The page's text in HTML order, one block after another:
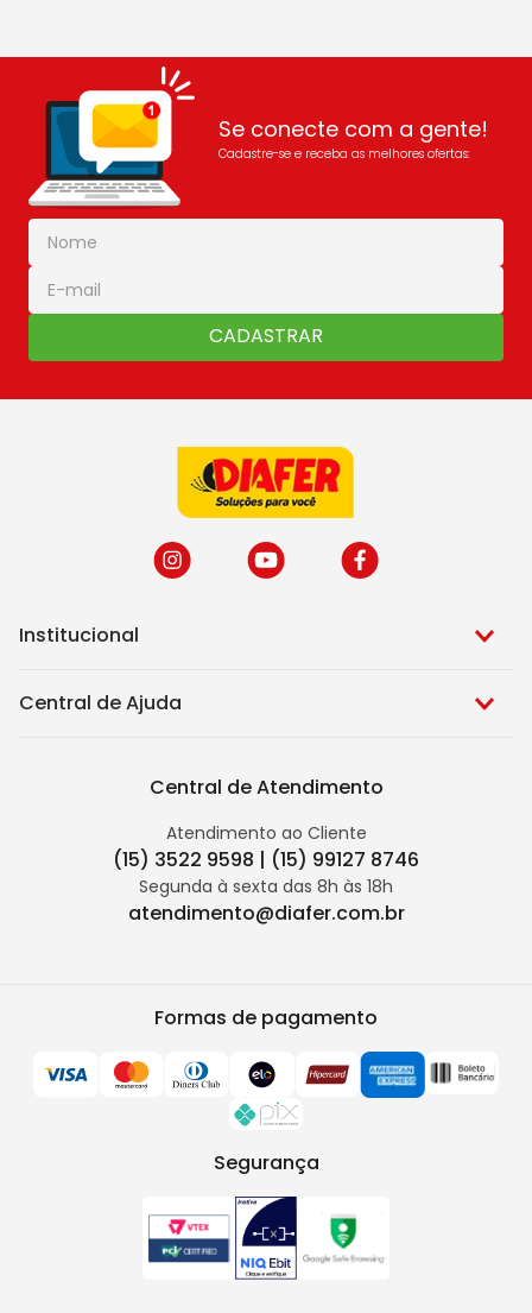
Se conecte com a gente!
Cadastre-se e receba as melhores ofertas:
CADASTRAR
Institucional
Central de Ajuda
Central de Atendimento
Atendimento ao Cliente
(15) 3522 9598 | (15) 99127 8746
Segunda à sexta das 8h às 18h
atendimento@diafer.com.br
Formas de pagamento
Segurança